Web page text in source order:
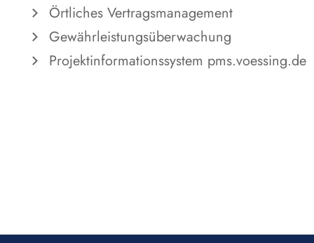
Örtliches Vertragsmanagement
Gewährleistungsüberwachung
Projektinformationssystem pms.voessing.de